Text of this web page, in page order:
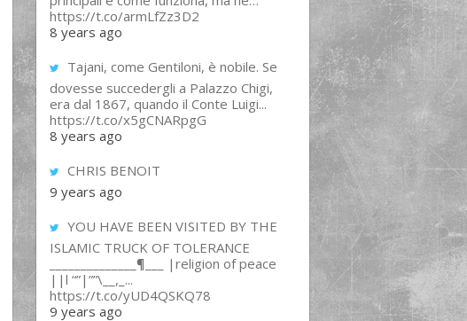
https://t.co/armLfZz3D2
8 years ago
Tajani, come Gentiloni, è nobile. Se
dovesse succedergli a Palazzo Chigi,
era dal 1867, quando il Conte Luigi...
https://t.co/x5gCNARpgG
8 years ago
CHRIS BENOIT
9 years ago
YOU HAVE BEEN VISITED BY THE
ISLAMIC TRUCK OF TOLERANCE
______________¶___ |religion of peace
||l “”|””\__,_...
https://t.co/yUD4QSKQ78
9 years ago